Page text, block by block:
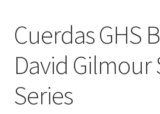
Cuerdas GHS
David Gilmour
Series